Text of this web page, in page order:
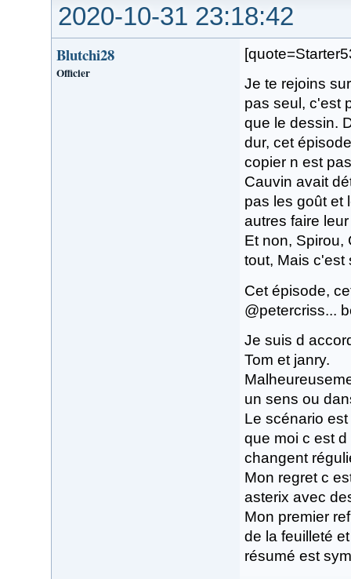
2020-10-31 23:18:42
Blutchi28
Officier
Je te rejoins
pas seul, c'est
que le dessin.
dur, cet
copier n est
Cauvin avait
pas les goût et
autres faire
Et non, Spirou,
tout, Mais c'est
Cet épisode,
@petercriss...
Je suis d
Tom et janry.
un sens ou
Le scénario
que moi c est
changent
Mon regret c
asterix avec
Mon premier
de la feuilleté
résumé est